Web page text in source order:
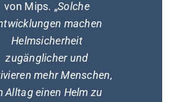
von Mips. „Solche
machen
Helmsicherheit
zugänglicher und
mehr Menschen,
Alltag einen Helm zu